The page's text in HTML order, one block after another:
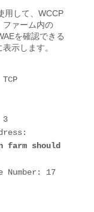
用して、WCCP
ファーム内の
を確認できる
示します。
3
farm should
Number: 17